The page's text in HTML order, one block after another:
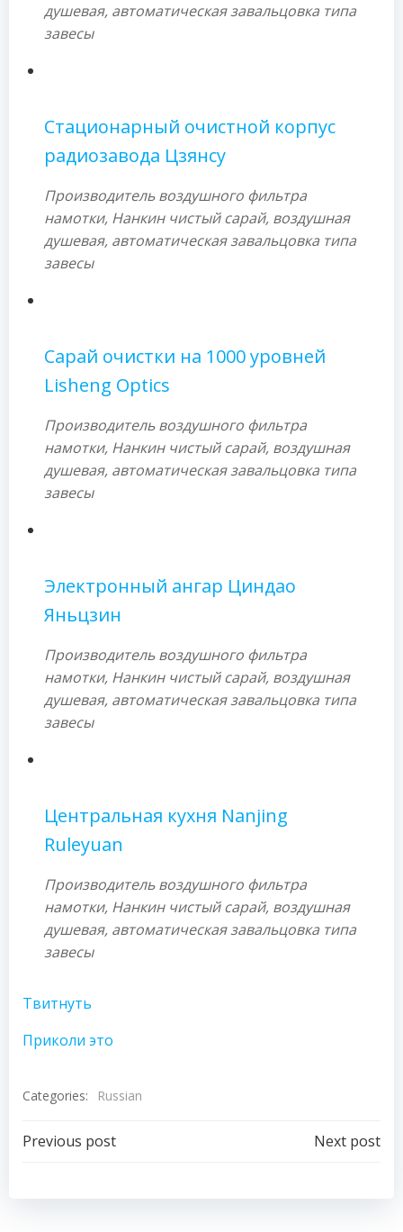
душевая, автоматическая завальцовка типа
завесы
Стационарный очистной корпус
радиозавода Цзянсу
Производитель воздушного фильтра
намотки, Нанкин чистый сарай, воздушная
душевая, автоматическая завальцовка типа
завесы
Сарай очистки на 1000 уровней
Lisheng Optics
Производитель воздушного фильтра
намотки, Нанкин чистый сарай, воздушная
душевая, автоматическая завальцовка типа
завесы
Электронный ангар Циндао
Яньцзин
Производитель воздушного фильтра
намотки, Нанкин чистый сарай, воздушная
душевая, автоматическая завальцовка типа
завесы
Центральная кухня Nanjing
Ruleyuan
Производитель воздушного фильтра
намотки, Нанкин чистый сарай, воздушная
душевая, автоматическая завальцовка типа
завесы
Твитнуть
Приколи это
Categories: Russian
Post
navigation
Previous post
navigation
Next post